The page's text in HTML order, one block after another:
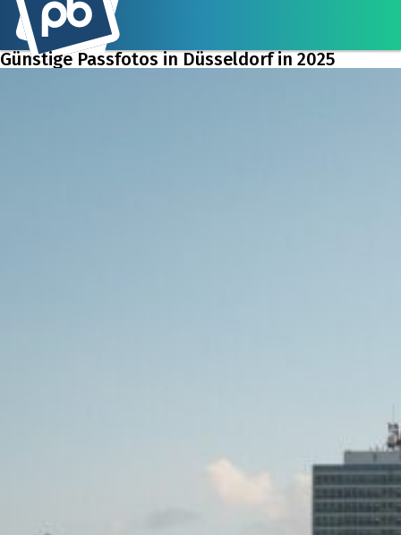
Günstige Passfotos in Düsseldorf in 2025